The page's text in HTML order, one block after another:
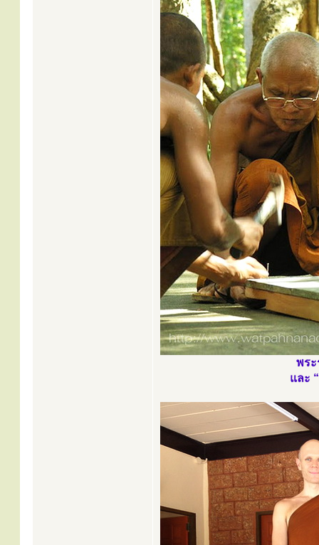
พระ
และ